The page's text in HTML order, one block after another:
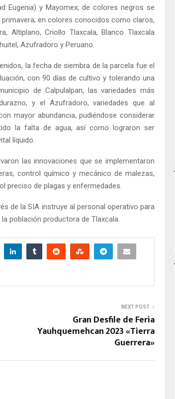
Eugenia) y Mayomex; de colores negros se
en colores conocidos como claros,
Altiplano, Criollo Tlaxcala, Blanco Tlaxcala
Azufradoro y Peruano.
la fecha de siembra de la parcela fue el
con 90 días de cultivo y tolerando una
de Calpulalpan, las variedades más
y el Azufradoro, variedades que al
mayor abundancia, pudiéndose considerar
la falta de agua, así como lograron ser
líquido.
las innovaciones que se implementaron
control químico y mecánico de malezas,
preciso de plagas y enfermedades.
de la SIA instruye al personal operativo para
población productora de Tlaxcala.
NEXT POST
Gran Desfile de Feria
Yauhquemehcan 2023 «Tierra
Guerrera»
Favorite Reply Retweet Favorite